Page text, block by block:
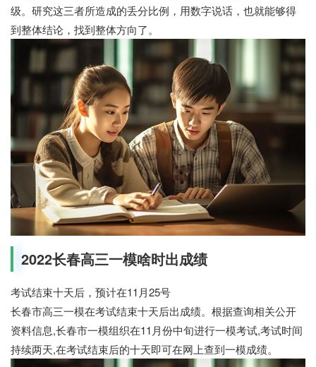
级。研究这三者所造成的丢分比例，用数字说话，也就能够得
到整体结论，找到整体方向了。
2022长春高三一模啥时出成绩
考试结束十天后，预计在11月25号
长春市高三一模在考试结束十天后出成绩。根据查询相关公开
资料信息,长春市一模组织在11月份中旬进行一模考试,考试时间
持续两天,在考试结束后的十天即可在网上查到一模成绩。